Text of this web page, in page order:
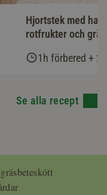
Hjortstek med
rotfrukter och
1h förbered +
Se alla recept